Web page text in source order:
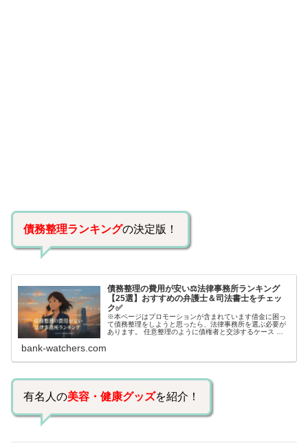
債務整理ランキングの決定版！
債務整理の費用が安い⚖️法律事務所ランキング
【25選】おすすめの弁護士＆司法書士をチェッ
ク✅
※本ページはプロモーションが含まれています借金に困っ
て債務整理をしようと思ったら、法律事務所を選ぶ必要が
あります。 任意整理のように債権者と交渉するケース 自
bank-watchers.com
有名人の美容・健康グッズを紹介！